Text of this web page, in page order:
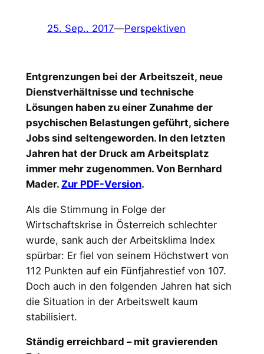
25. Sep.. 2017—Perspektiven
Entgrenzungen bei der Arbeitszeit, neue
Dienstverhältnisse und technische
Lösungen haben zu einer Zunahme der
psychischen Belastungen geführt, sichere
Jobs sind seltengeworden. In den letzten
Jahren hat der Druck am Arbeitsplatz
immer mehr zugenommen. Von Bernhard
Mader. Zur PDF-Version.
Als die Stimmung in Folge der
Wirtschaftskrise in Österreich schlechter
wurde, sank auch der Arbeitsklima Index
spürbar: Er fiel von seinem Höchstwert von
112 Punkten auf ein Fünfjahrestief von 107.
Doch auch in den folgenden Jahren hat sich
die Situation in der Arbeitswelt kaum
stabilisiert.
Ständig erreichbard – mit gravierenden